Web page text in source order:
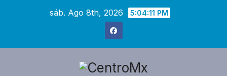
sáb. Ago 8th, 2026 5:04:12 PM